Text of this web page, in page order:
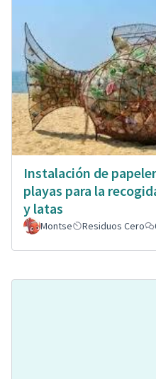
Instalación de
playas para la
y latas
Montse Residuos Cero